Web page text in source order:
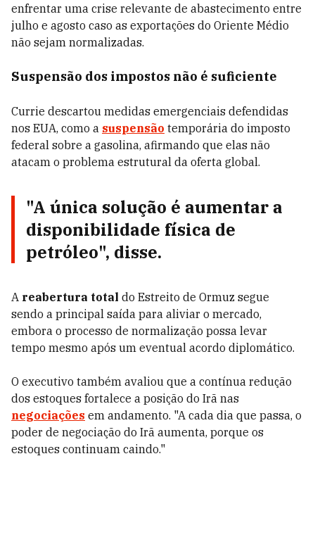
enfrentar uma crise relevante de abastecimento entre
julho e agosto caso as exportações do Oriente Médio
não sejam normalizadas.
Suspensão dos impostos não é suficiente
Currie descartou medidas emergenciais defendidas
nos EUA, como a suspensão temporária do imposto
federal sobre a gasolina, afirmando que elas não
atacam o problema estrutural da oferta global.
"A única solução é aumentar a
disponibilidade física de
petróleo", disse.
A reabertura total do Estreito de Ormuz segue
sendo a principal saída para aliviar o mercado,
embora o processo de normalização possa levar
tempo mesmo após um eventual acordo diplomático.
O executivo também avaliou que a contínua redução
dos estoques fortalece a posição do Irã nas
negociações em andamento. "A cada dia que passa, o
poder de negociação do Irã aumenta, porque os
estoques continuam caindo."